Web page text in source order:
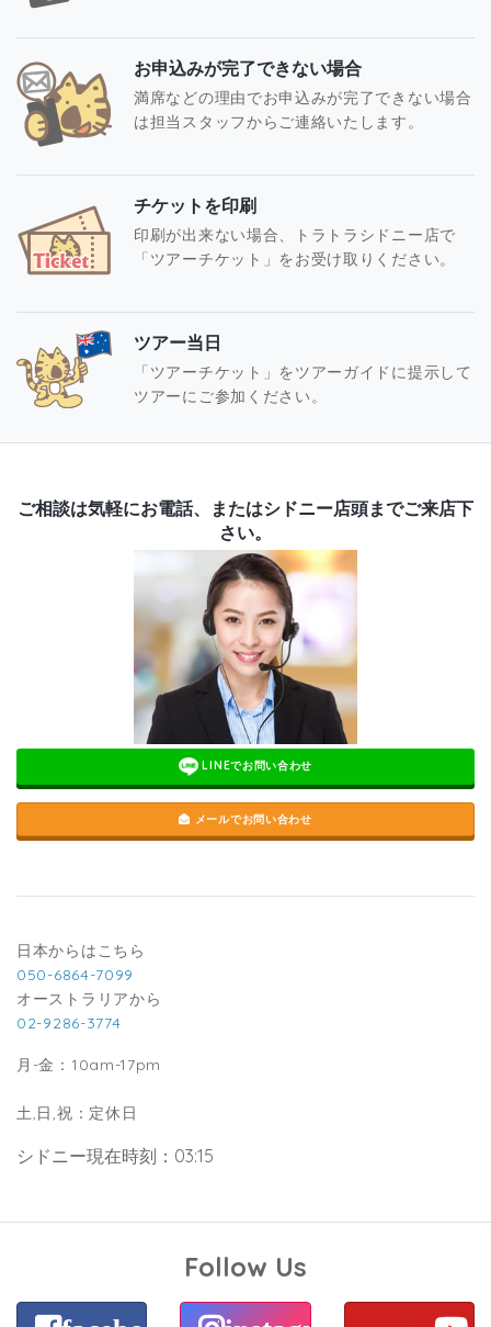
お申込みが完了できない場合
満席などの理由でお申込みが完了できない場合
は担当スタッフからご連絡いたします。
チケットを印刷
印刷が出来ない場合、トラトラシドニー店で
「ツアーチケット」をお受け取りください。
ツアー当日
「ツアーチケット」をツアーガイドに提示して
ツアーにご参加ください。
ご相談は気軽にお電話、またはシドニー店頭までご来店下
さい。
LINEでお問い合わせ
メールでお問い合わせ
日本からはこちら
050-6864-7099
オーストラリアから
02-9286-3774
月-金：10am-17pm
土,日,祝：定休日
シドニー現在時刻：03:15
Follow Us